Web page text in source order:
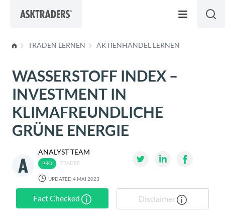
TRADEN LERNEN AKTIENHANDEL LERNEN
WASSERSTOFF INDEX –
INVESTMENT IN
KLIMAFREUNDLICHE
GRÜNE ENERGIE
ANALYST TEAM
TRADER
UPDATED 4 MAI 2023
Fact Checked Disclaimer